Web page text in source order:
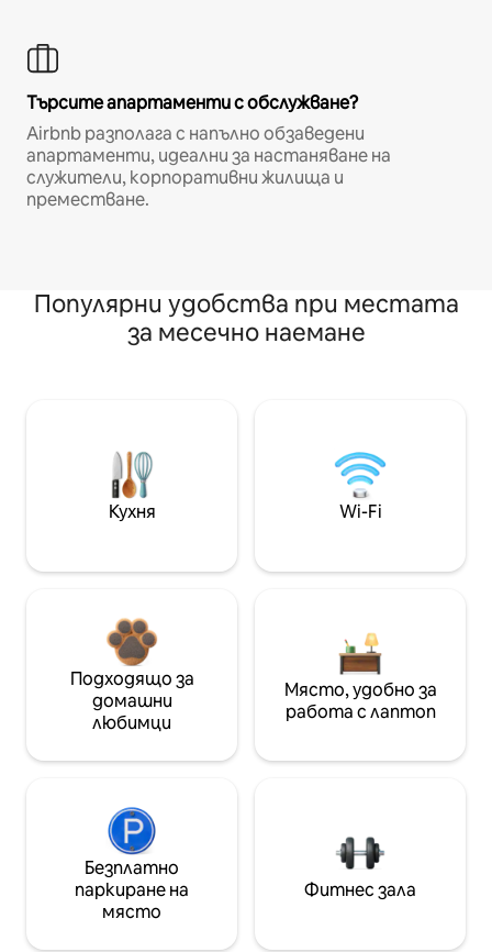
Търсите апартаменти с обслужване?
Airbnb разполага с напълно обзаведени
апартаменти, идеални за настаняване на
служители, корпоративни жилища и
преместване.
Популярни удобства при местата
за месечно наемане
Кухня Wi-Fi
Подходящо за
домашни
любимци
Място, удобно за
работа с лаптоп
Безплатно
паркиране на
място
Фитнес зала